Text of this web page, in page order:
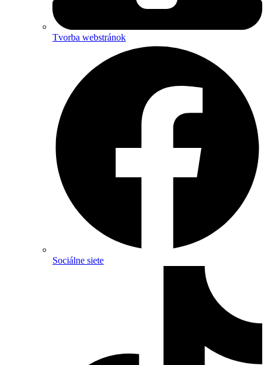
Tvorba webstránok
Sociálne siete